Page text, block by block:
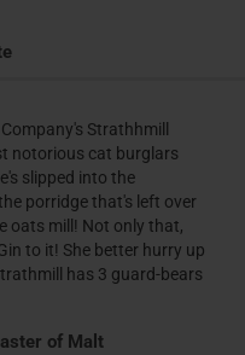
Strathhmill
notorious cat burglars
slipped into the
porridge that's left over
oats mill! Not only that,
to it! She better hurry up
has 3 guard-bears
of Malt